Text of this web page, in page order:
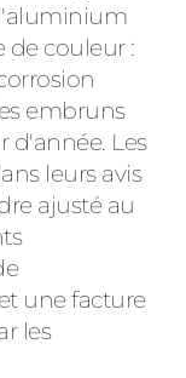
de couleur :
embruns
d'année. Les
leurs avis
ajusté au
une facture
les